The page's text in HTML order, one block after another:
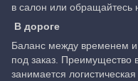
в салон или обращайтесь
В дороге
Баланс между временем и
под заказ. Преимущество
занимается